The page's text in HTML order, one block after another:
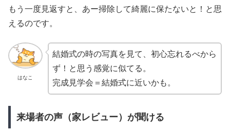
もう一度見返すと、あー掃除して綺麗に保たないと！と思
えるのです。
はなこ
結婚式の時の写真を見て、初心忘れるべから
ず！と思う感覚に似てる。
完成見学会＝結婚式に近いかも。
来場者の声（家レビュー）が聞ける